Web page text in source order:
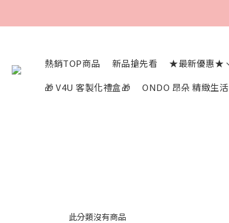
熱銷TOP商品 新品搶先看 ★最新優惠★
🎁 V4U 客製化禮盒🎁
ONDO 昂朵 精緻生活
此分類沒有商品